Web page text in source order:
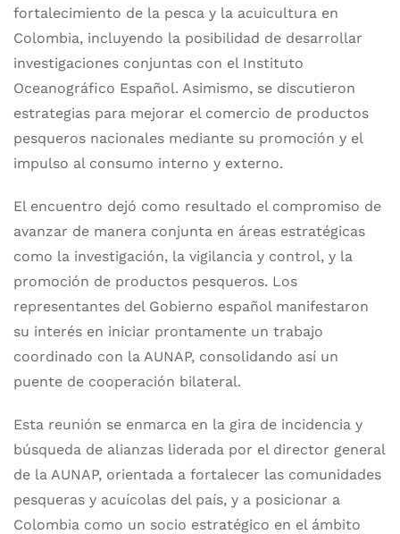
fortalecimiento de la pesca y la acuicultura en
Colombia, incluyendo la posibilidad de desarrollar
investigaciones conjuntas con el Instituto
Oceanográfico Español. Asimismo, se discutieron
estrategias para mejorar el comercio de productos
pesqueros nacionales mediante su promoción y el
impulso al consumo interno y externo.
El encuentro dejó como resultado el compromiso de
avanzar de manera conjunta en áreas estratégicas
como la investigación, la vigilancia y control, y la
promoción de productos pesqueros. Los
representantes del Gobierno español manifestaron
su interés en iniciar prontamente un trabajo
coordinado con la AUNAP, consolidando así un
puente de cooperación bilateral.
Esta reunión se enmarca en la gira de incidencia y
búsqueda de alianzas liderada por el director general
de la AUNAP, orientada a fortalecer las comunidades
pesqueras y acuícolas del país, y a posicionar a
Colombia como un socio estratégico en el ámbito